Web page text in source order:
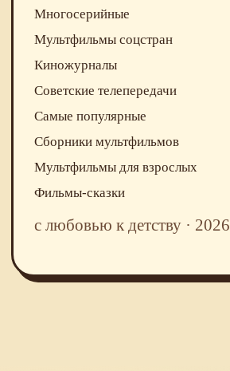
Многосерийные
Мультфильмы соцстран
Киножурналы
Советские телепередачи
Самые популярные
Сборники мультфильмов
Мультфильмы для взрослых
Фильмы-сказки
с любовью к детству · 2026